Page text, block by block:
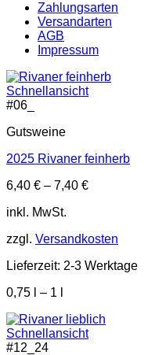
Zahlungsarten
Versandarten
AGB
Impressum
Schnellansicht
#06_
Gutsweine
2025 Rivaner feinherb
6,40 € – 7,40 €
inkl. MwSt.
zzgl. Versandkosten
Lieferzeit: 2-3 Werktage
0,75
– 1
Schnellansicht
#12_24